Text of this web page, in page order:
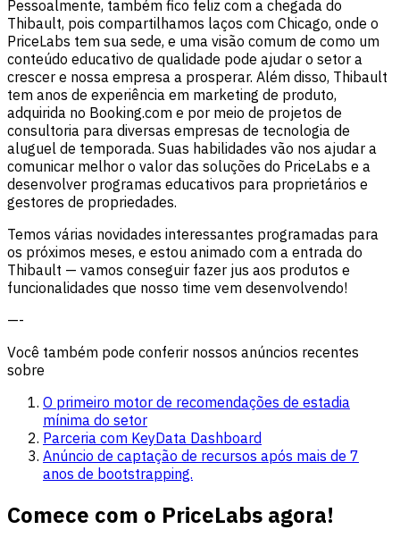
Pessoalmente, também fico feliz com a chegada do
Thibault, pois compartilhamos laços com Chicago, onde o
PriceLabs tem sua sede, e uma visão comum de como um
conteúdo educativo de qualidade pode ajudar o setor a
crescer e nossa empresa a prosperar. Além disso, Thibault
tem anos de experiência em marketing de produto,
adquirida no Booking.com e por meio de projetos de
consultoria para diversas empresas de tecnologia de
aluguel de temporada. Suas habilidades vão nos ajudar a
comunicar melhor o valor das soluções do PriceLabs e a
desenvolver programas educativos para proprietários e
gestores de propriedades.
Temos várias novidades interessantes programadas para
os próximos meses, e estou animado com a entrada do
Thibault — vamos conseguir fazer jus aos produtos e
funcionalidades que nosso time vem desenvolvendo!
—-
Você também pode conferir nossos anúncios recentes
sobre
O primeiro motor de recomendações de estadia
mínima do setor
Parceria com KeyData Dashboard
Anúncio de captação de recursos após mais de 7
anos de bootstrapping.
Comece com o PriceLabs agora!